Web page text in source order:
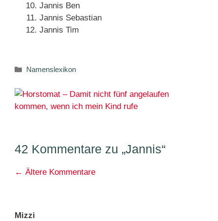
Jannis Ben
Jannis Sebastian
Jannis Tim
Kategorien
Namenslexikon
42 Kommentare zu „Jannis“
Kommentarnavigation
← Ältere Kommentare
Mizzi